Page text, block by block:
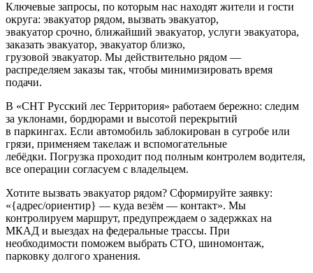
Ключевые запросы, по которым нас находят жители и гости
округа: эвакуатор рядом, вызвать эвакуатор,
эвакуатор срочно, ближайший эвакуатор, услуги эвакуатора,
заказать эвакуатор, эвакуатор близко,
грузовой эвакуатор. Мы действительно рядом —
распределяем заказы так, чтобы минимизировать время
подачи.
В «СНТ Русский лес Территория» работаем бережно: следим
за уклонами, бордюрами и высотой перекрытий
в паркингах. Если автомобиль заблокирован в сугробе или
грязи, применяем такелаж и вспомогательные
лебёдки. Погрузка проходит под полным контролем водителя,
все операции согласуем с владельцем.
Хотите вызвать эвакуатор рядом? Сформируйте заявку:
«{адрес/ориентир} — куда везём — контакт». Мы
контролируем маршрут, предупреждаем о задержках на
МКАД и выездах на федеральные трассы. При
необходимости поможем выбрать СТО, шиномонтаж,
парковку долгого хранения.